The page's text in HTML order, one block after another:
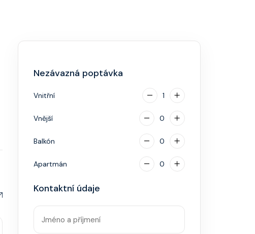
Nezávazná poptávka
Vnitřní 1
Vnější 0
Balkón 0
Apartmán 0
Kontaktní údaje